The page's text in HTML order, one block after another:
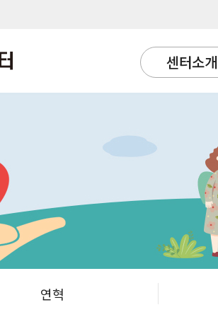
센터소개
연혁